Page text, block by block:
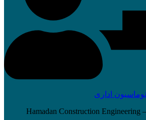
اداری
Hamadan Construction Engineering